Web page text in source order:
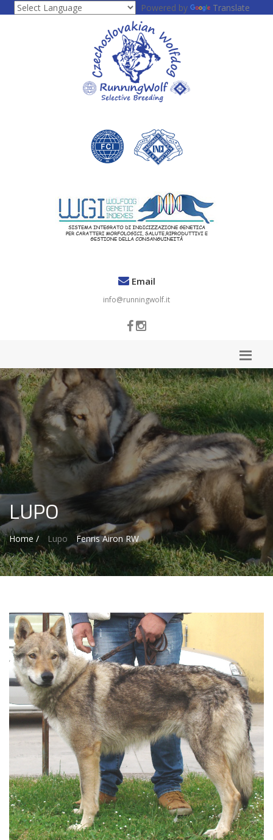
Powered by Translate
Email
info@runningwolf.it
LUPO
Home / Lupo Fenris Airon RW